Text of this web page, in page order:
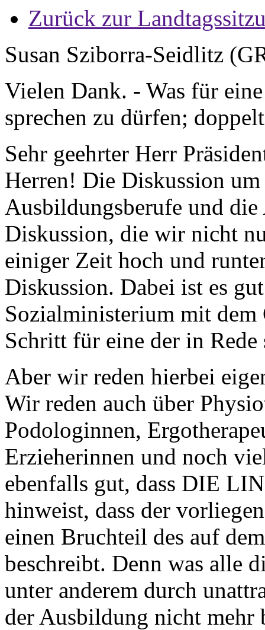
Zurück zur
Susan Sziborra-Seidlitz
Vielen Dank. - Was für
sprechen zu dürfen;
Sehr geehrter Herr
Herren! Die Diskussion
Ausbildungsberufe und
Diskussion, die wir nicht
einiger Zeit hoch und
Diskussion. Dabei ist es
Sozialministerium mit dem
Schritt für eine der in
Aber wir reden hierbei
Wir reden auch über
Podologinnen,
Erzieherinnen und noch
ebenfalls gut, dass DIE
hinweist, dass der
einen Bruchteil des auf
beschreibt. Denn was alle
unter anderem durch
der Ausbildung nicht mehr